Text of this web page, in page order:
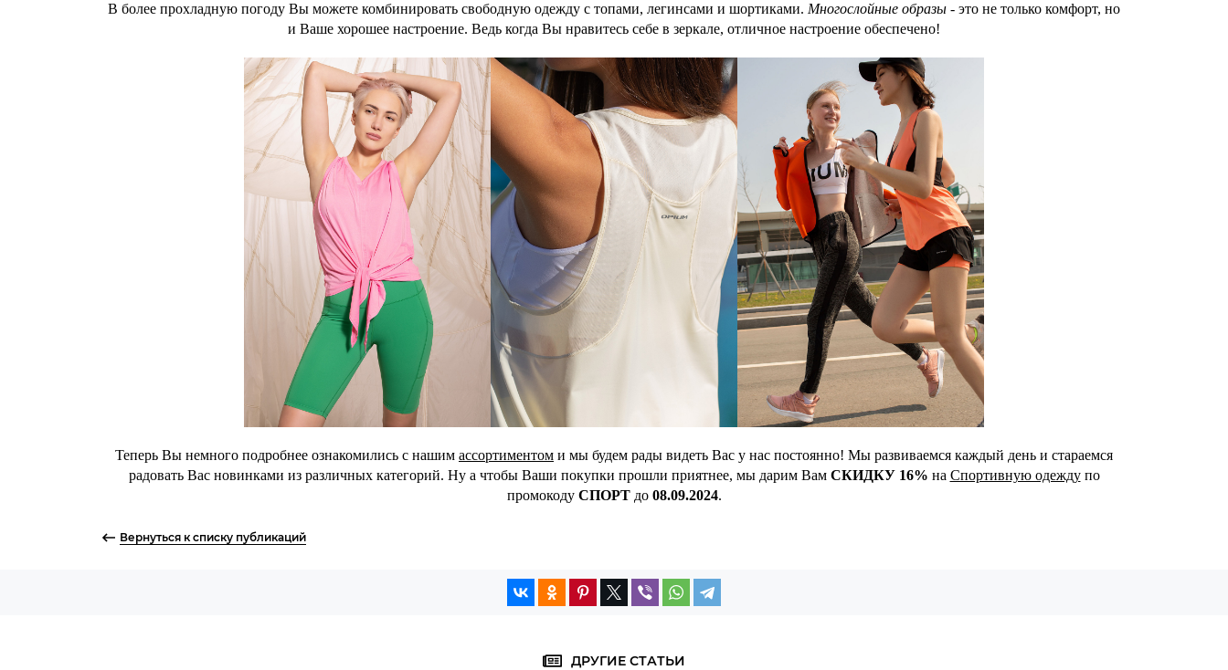
В более прохладную погоду Вы можете комбинировать свободную одежду с топами, легинсами и шортиками. Многослойные образы - это не только комфорт, но
и Ваше хорошее настроение. Ведь когда Вы нравитесь себе в зеркале, отличное настроение обеспечено!
Теперь Вы немного подробнее ознакомились с нашим ассортиментом и мы будем рады видеть Вас у нас постоянно! Мы развиваемся каждый день и стараемся
радовать Вас новинками из различных категорий. Ну а чтобы Ваши покупки прошли приятнее, мы дарим Вам СКИДКУ 16% на Спортивную одеждупо
промокоду СПОРТдо 08.09.2024.
Вернуться к списку публикаций
ДРУГИЕ СТАТЬИ